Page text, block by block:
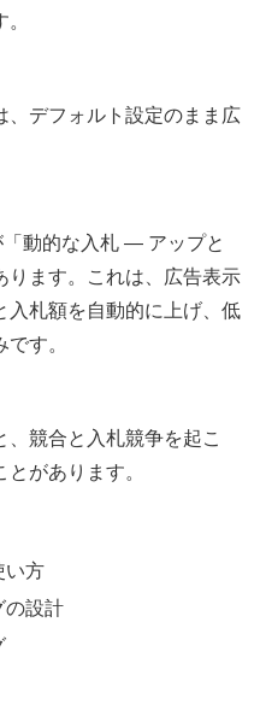
、デフォルト設定のまま広
動的な入札 — アップと
ります。これは、広告表示
入札額を自動的に上げ、低
す。
競合と入札競争を起こ
があります。
い方
の設計